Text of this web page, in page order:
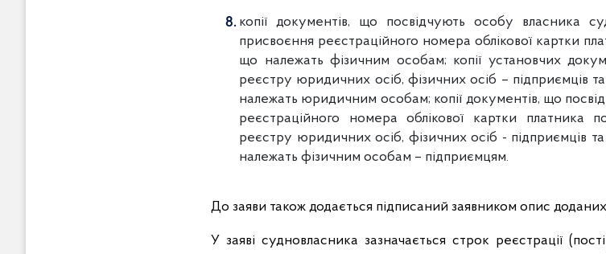
копії документів, що посвідчують особу власника
присвоєння реєстраційного номера облікової картки
що належать фізичним особам; копії установчих
реєстру юридичних осіб, фізичних осіб – підприємців
належать юридичним особам; копії документів, що
реєстраційного номера облікової картки платника
реєстру юридичних осіб, фізичних осіб - підприємців
належать фізичним особам – підприємцям.
До заяви також додається підписаний заявником опис
У заяві судновласника зазначається строк реєстрації